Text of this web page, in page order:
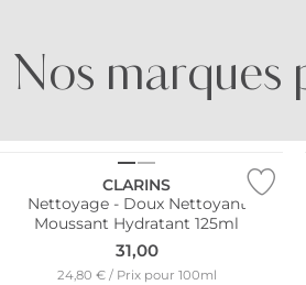
Nos marques
BORNTO­STANDOUT
CLARINS
Nettoyage - Doux Nettoyant
Moussant Hydratant 125ml
31,00
24,80 € / Prix pour 100ml